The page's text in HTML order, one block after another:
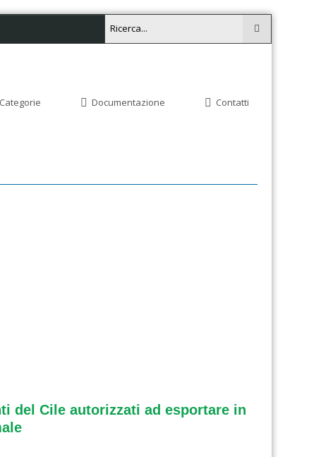
Categorie Documentazione Contatti
del Cile autorizzati ad esportare in